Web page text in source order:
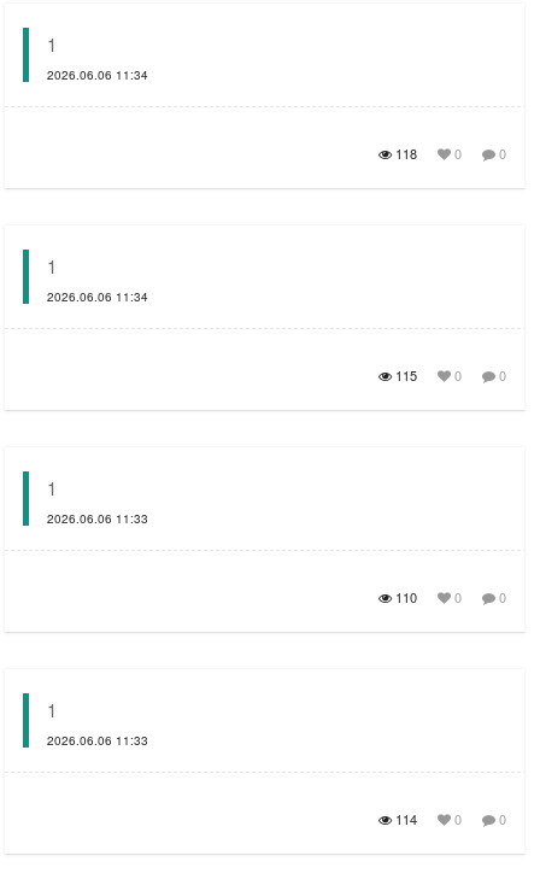
1
2026.06.06 11:34
0
0
118
1
2026.06.06 11:34
0
0
115
1
2026.06.06 11:33
0
0
110
1
2026.06.06 11:33
0
0
114